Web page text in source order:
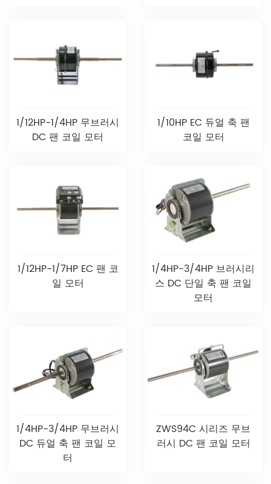
1/12HP-1/4HP 무브러시
DC 팬 코일 모터
1/10HP EC 듀얼 축 팬
코일 모터
1/12HP-1/7HP EC 팬 코
일 모터
1/4HP-3/4HP 브러시리
스 DC 단일 축 팬 코일
모터
1/4HP-3/4HP 무브러시
DC 듀얼 축 팬 코일 모
터
ZWS94C 시리즈 무브
러시 DC 팬 코일 모터